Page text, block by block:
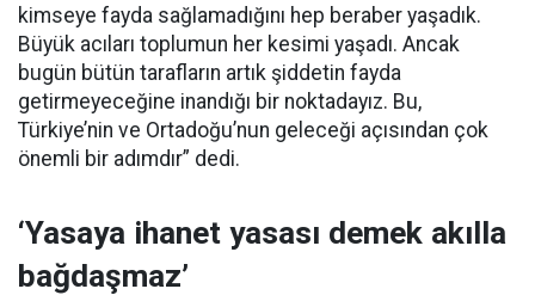
kimseye fayda sağlamadığını hep beraber yaşadık.
Büyük acıları toplumun her kesimi yaşadı. Ancak
bugün bütün tarafların artık şiddetin fayda
getirmeyeceğine inandığı bir noktadayız. Bu,
Türkiye’nin ve Ortadoğu’nun geleceği açısından çok
önemli bir adımdır” dedi.
‘Yasaya ihanet yasası demek akılla
bağdaşmaz’